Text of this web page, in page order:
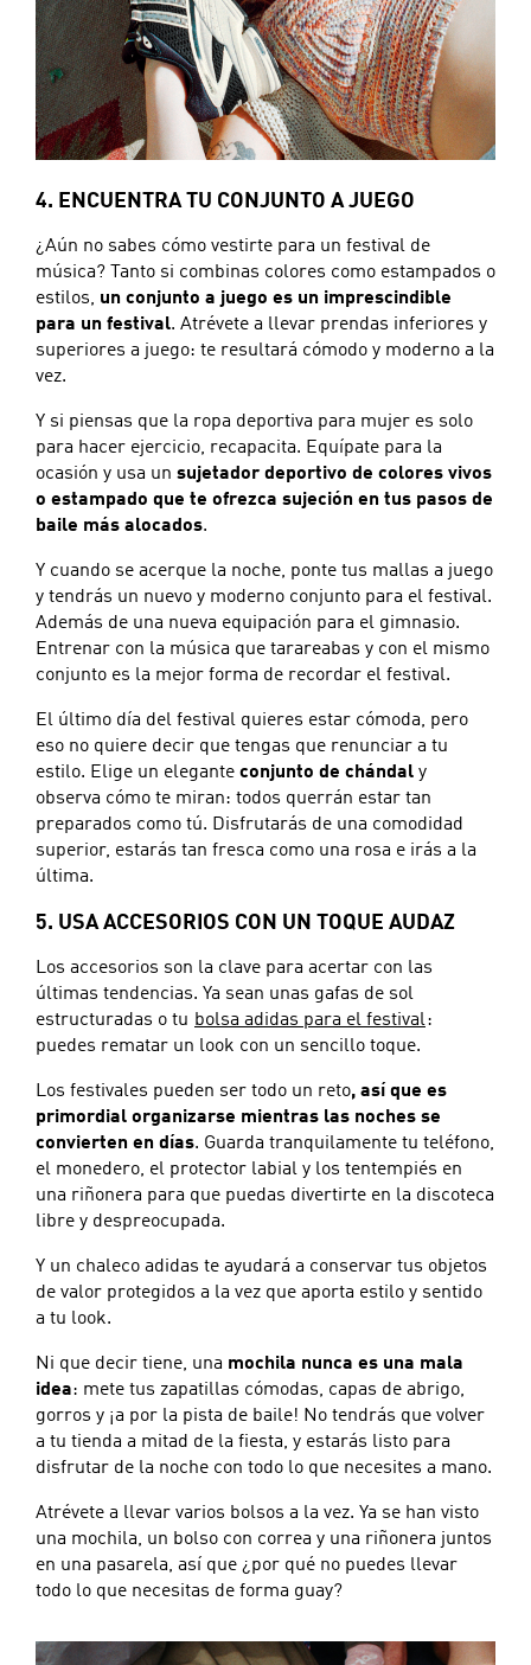
4. ENCUENTRA TU CONJUNTO A JUEGO
¿Aún no sabes cómo vestirte para un festival de
música? Tanto si combinas colores como estampados o
estilos, un conjunto a juego es un imprescindible
para un festival. Atrévete a llevar prendas inferiores y
superiores a juego: te resultará cómodo y moderno a la
vez.
Y si piensas que la ropa deportiva para mujer es solo
para hacer ejercicio, recapacita. Equípate para la
ocasión y usa un sujetador deportivo de colores vivos
o estampado que te ofrezca sujeción en tus pasos de
baile más alocados.
Y cuando se acerque la noche, ponte tus mallas a juego
y tendrás un nuevo y moderno conjunto para el festival.
Además de una nueva equipación para el gimnasio.
Entrenar con la música que tarareabas y con el mismo
conjunto es la mejor forma de recordar el festival.
El último día del festival quieres estar cómoda, pero
eso no quiere decir que tengas que renunciar a tu
estilo. Elige un elegante conjunto de chándal y
observa cómo te miran: todos querrán estar tan
preparados como tú. Disfrutarás de una comodidad
superior, estarás tan fresca como una rosa e irás a la
última.
5. USA ACCESORIOS CON UN TOQUE AUDAZ
Los accesorios son la clave para acertar con las
últimas tendencias. Ya sean unas gafas de sol
estructuradas o tu bolsa adidas para el festival:
puedes rematar un look con un sencillo toque.
Los festivales pueden ser todo un reto, así que es
primordial organizarse mientras las noches se
convierten en días. Guarda tranquilamente tu teléfono,
el monedero, el protector labial y los tentempiés en
una riñonera para que puedas divertirte en la discoteca
libre y despreocupada.
Y un chaleco adidas te ayudará a conservar tus objetos
de valor protegidos a la vez que aporta estilo y sentido
a tu look.
Ni que decir tiene, una mochila nunca es una mala
idea: mete tus zapatillas cómodas, capas de abrigo,
gorros y ¡a por la pista de baile! No tendrás que volver
a tu tienda a mitad de la fiesta, y estarás listo para
disfrutar de la noche con todo lo que necesites a mano.
Atrévete a llevar varios bolsos a la vez. Ya se han visto
una mochila, un bolso con correa y una riñonera juntos
en una pasarela, así que ¿por qué no puedes llevar
todo lo que necesitas de forma guay?